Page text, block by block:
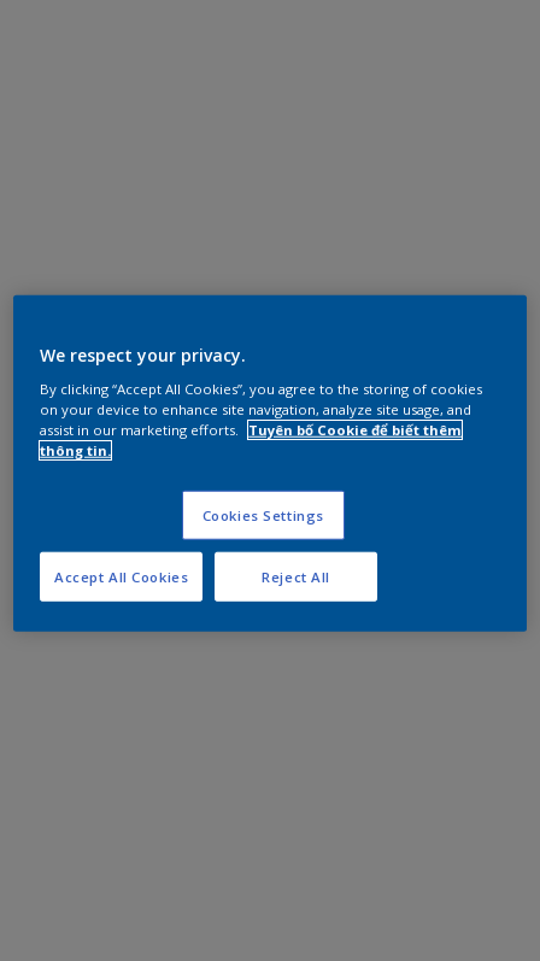
We respect your privacy.
By clicking “Accept All Cookies”, you agree to the storing of cookies
on your device to enhance site navigation, analyze site usage, and
assist in our marketing efforts.
Tuyên bố Cookie để biết thêm
thông tin.
Cookies Settings
Reject All
Accept All Cookies